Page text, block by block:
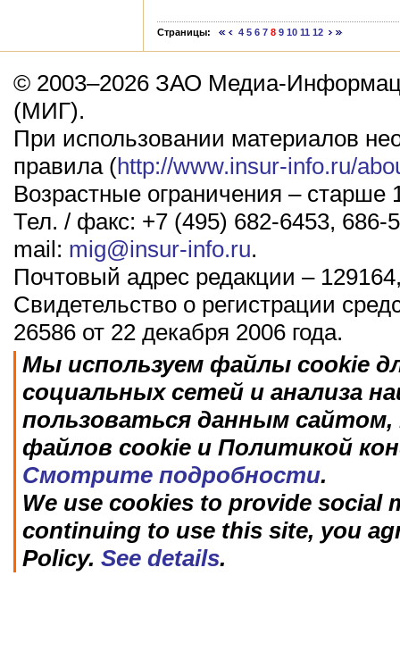
Страницы: 4 5 6 7 8 9 10 11 12
© 2003–2026 ЗАО Медиа-
(МИГ).
При использовании материалов
правила (http://www.insur-info.ru/
Возрастные ограничения – старше
Тел. / факс: +7 (495) 682-6453, 686-
mail: mig@insur-info.ru.
Почтовый адрес редакции –
Свидетельство о регистрации
26586 от 22 декабря 2006 года.
Мы используем файлы cookie
социальных сетей и анализа
пользоваться данным
файлов cookie и Политикой
Смотрите подробности.
We use cookies to provide social
continuing to use this site, you
Policy. See details.